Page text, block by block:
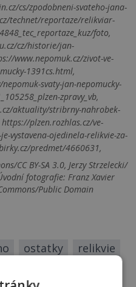
cs/zpodobneni-svateho-jana-
technet/reportaze/relikviar-
foto,
cz/historie/jan-
www.nepomuk.cz/zivot-ve-
1391cs.html,
svaty-jan-nepomucky-
zpravy_vb,
aktuality/stribrny-nahrobek-
plzen.rozhlas.cz/ve-
vystavena-ojedinela-relikvie-za-
predmet/4660631,
CC BY-SA 3.0, Jerzy Strzelecki/
fotografie: Franz Xavier
Public Domain
ostatky relikvie